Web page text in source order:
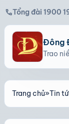
callTổng đài 1900
Đông
Trao
Trang chủ»Tin